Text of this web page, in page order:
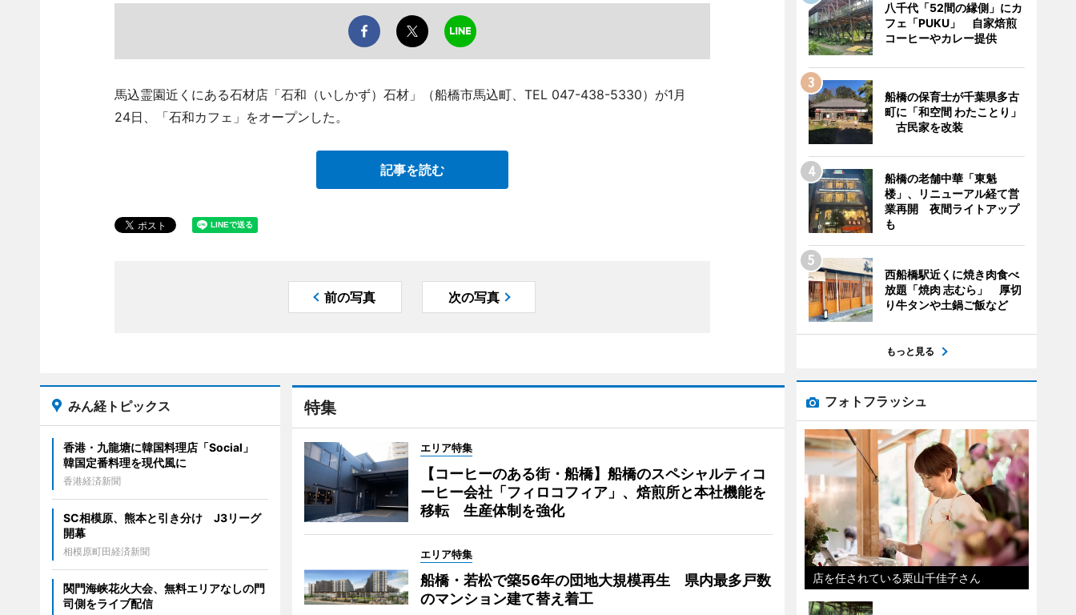
馬込霊園近くにある石材店「石和（いしかず）石材」（船橋市馬込町、TEL 047-438-5330）が1月
24日、「石和カフェ」をオープンした。
記事を読む
前の写真 次の写真
特集
エリア特集
【コーヒーのある街・船橋】船橋のスペシャルティコ
ーヒー会社「フィロコフィア」、焙煎所と本社機能を
移転 生産体制を強化
エリア特集
船橋・若松で築56年の団地大規模再生 県内最多戸数
のマンション建て替え着工
みん経トピックス
香港・九龍塘に韓国料理店「Social」
韓国定番料理を現代風に
香港経済新聞
SC相模原、熊本と引き分け J3リーグ
開幕
相模原町田経済新聞
関門海峡花火大会、無料エリアなしの門
司側をライブ配信
八千代「52間の縁側」にカ
フェ「PUKU」 自家焙煎
コーヒーやカレー提供
船橋の保育士が千葉県多古
町に「和空間 わたことり」
古民家を改装
船橋の老舗中華「東魁
楼」、リニューアル経て営
業再開 夜間ライトアップ
も
西船橋駅近くに焼き肉食べ
放題「焼肉 志むら」 厚切
り牛タンや土鍋ご飯など
もっと見る
フォトフラッシュ
店を任されている栗山千佳子さん